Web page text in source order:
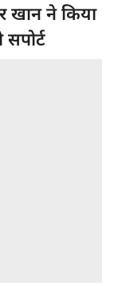
खान ने किया